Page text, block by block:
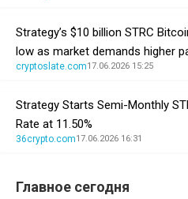
Strategy’s $10 billion STRC
low as market demands higher
cryptoslate.com17.06.2026 15:25
Strategy Starts Semi-Monthly
Rate at 11.50%
36crypto.com17.06.2026 16:31
Главное сегодня